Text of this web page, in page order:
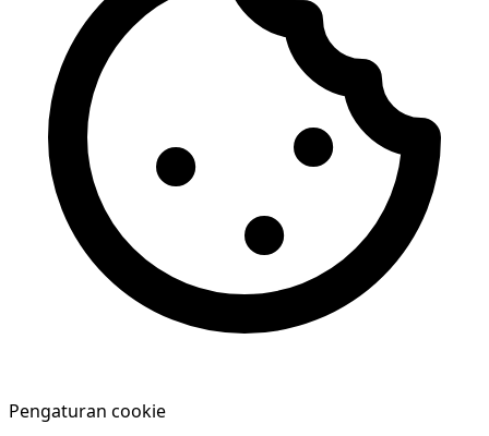
Pengaturan cookie